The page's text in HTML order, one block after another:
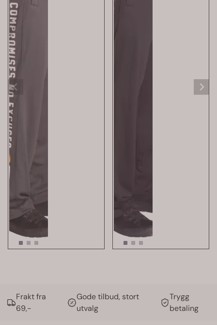
Frakt fra
69,-
Gode tilbud, stort
utvalg
Trygg
betaling